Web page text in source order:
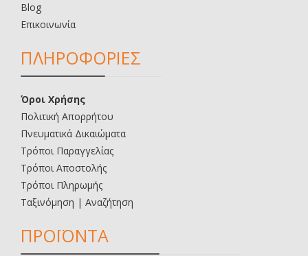
Blog
Επικοινωνία
ΠΛΗΡΟΦΟΡΙΕΣ
Όροι Χρήσης
Πολιτική Απορρήτου
Πνευματικά Δικαιώματα
Τρόποι Παραγγελίας
Τρόποι Αποστολής
Τρόποι Πληρωμής
Ταξινόμηση | Αναζήτηση
ΠΡΟΪΟΝΤΑ